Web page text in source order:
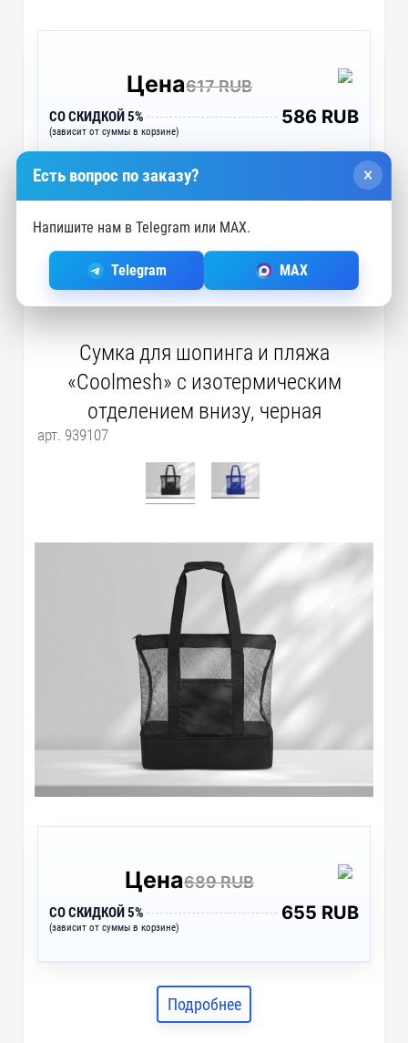
Цена617 RUB
СО СКИДКОЙ 5%
(зависит от суммы в корзине)
586 RUB
Сумка для шопинга и пляжа
«Coolmesh» с изотермическим
отделением внизу, черная
арт. 939107
Цена689 RUB
СО СКИДКОЙ 5%
(зависит от суммы в корзине)
655 RUB
Подробнее
Есть вопрос по заказу? ×
Напишите нам в Telegram или MAX.
Telegram MAX